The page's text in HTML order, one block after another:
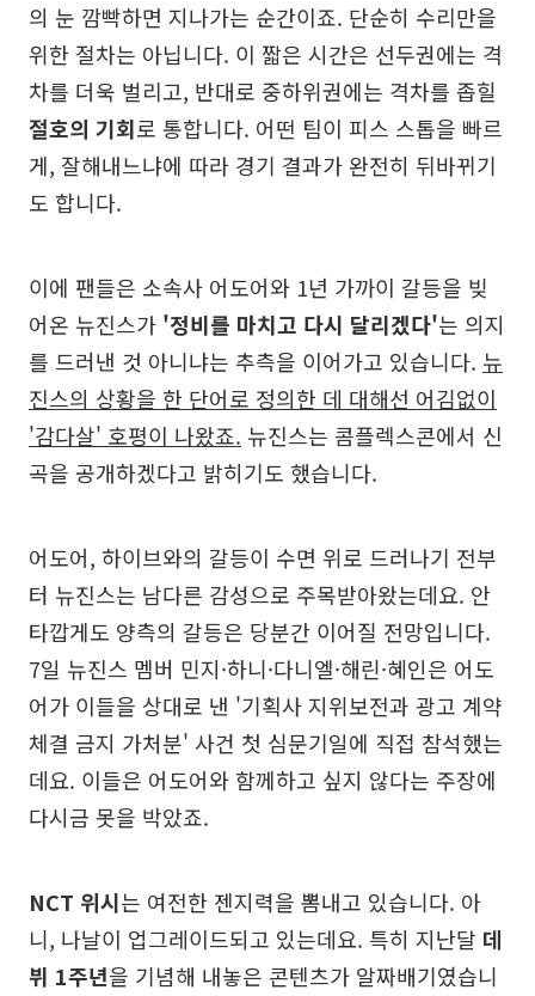
의 눈 깜빡하면 지나가는 순간이죠. 단순히 수리만을
위한 절차는 아닙니다. 이 짧은 시간은 선두권에는 격
차를 더욱 벌리고, 반대로 중하위권에는 격차를 좁힐
절호의 기회로 통합니다. 어떤 팀이 피스 스톱을 빠르
게, 잘해내느냐에 따라 경기 결과가 완전히 뒤바뀌기
도 합니다.
이에 팬들은 소속사 어도어와 1년 가까이 갈등을 빚
어온 뉴진스가 '정비를 마치고 다시 달리겠다'는 의지
를 드러낸 것 아니냐는 추측을 이어가고 있습니다. 뉴
진스의 상황을 한 단어로 정의한 데 대해선 어김없이
'감다살' 호평이 나왔죠. 뉴진스는 콤플렉스콘에서 신
곡을 공개하겠다고 밝히기도 했습니다.
어도어, 하이브와의 갈등이 수면 위로 드러나기 전부
터 뉴진스는 남다른 감성으로 주목받아왔는데요. 안
타깝게도 양측의 갈등은 당분간 이어질 전망입니다.
7일 뉴진스 멤버 민지·하니·다니엘·해린·혜인은 어도
어가 이들을 상대로 낸 '기획사 지위보전과 광고 계약
체결 금지 가처분' 사건 첫 심문기일에 직접 참석했는
데요. 이들은 어도어와 함께하고 싶지 않다는 주장에
다시금 못을 박았죠.
NCT 위시는 여전한 젠지력을 뽐내고 있습니다. 아
니, 나날이 업그레이드되고 있는데요. 특히 지난달 데
뷔 1주년을 기념해 내놓은 콘텐츠가 알짜배기였습니